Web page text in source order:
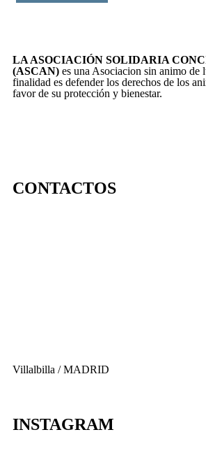
LA ASOCIACIÓN SOLIDARIA
(ASCAN) es una Asociacion sin animo de
finalidad es defender los derechos de los
favor de su protección y bienestar.
CONTACTOS
Villalbilla / MADRID
INSTAGRAM